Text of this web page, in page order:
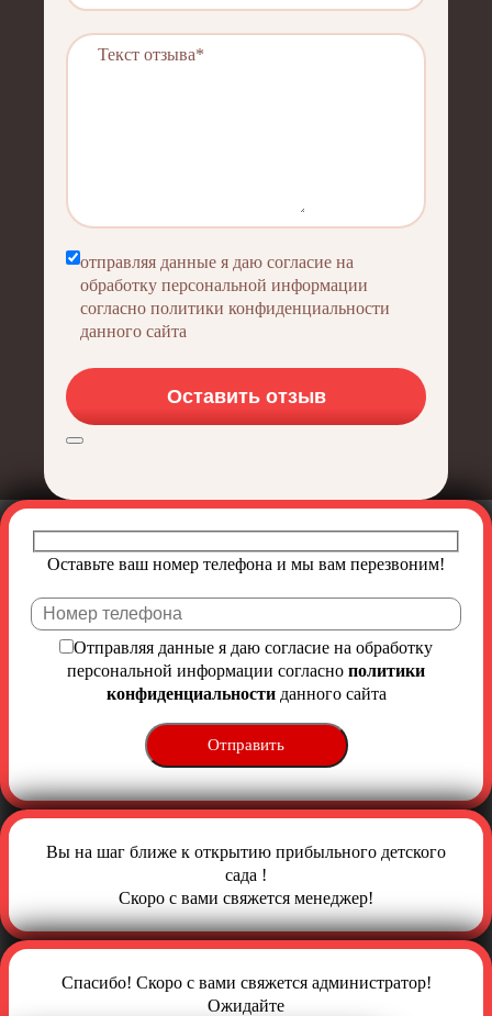
отправляя данные я даю согласие на
обработку персональной информации
согласно политики конфиденциальности
данного сайта
Оставьте ваш номер телефона и мы вам перезвоним!
Отправляя данные я даю согласие на обработку
персональной информации согласно политики
конфиденциальностиданного сайта
Вы на шаг ближе к открытию прибыльного детского
сада !
Скоро с вами свяжется менеджер!
Спасибо! Скоро с вами свяжется администратор!
Ожидайте